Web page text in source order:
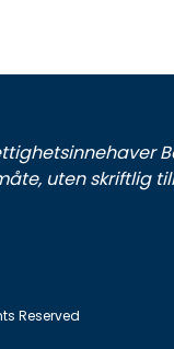
uten skriftlig
Reserved